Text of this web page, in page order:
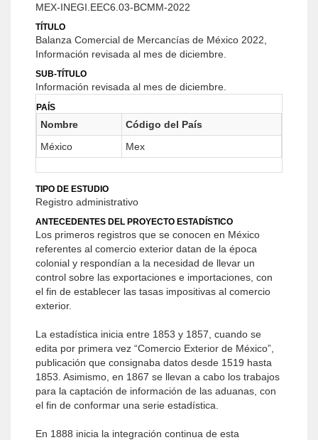
MEX-INEGI.EEC6.03-BCMM-2022
TÍTULO
Balanza Comercial de Mercancías de México 2022,
Información revisada al mes de diciembre.
SUB-TÍTULO
Información revisada al mes de diciembre.
PAÍS
Nombre
Código del País
México
Mex
TIPO DE ESTUDIO
Registro administrativo
ANTECEDENTES DEL PROYECTO ESTADÍSTICO
Los primeros registros que se conocen en México
referentes al comercio exterior datan de la época
colonial y respondían a la necesidad de llevar un
control sobre las exportaciones e importaciones, con
el fin de establecer las tasas impositivas al comercio
exterior.
La estadística inicia entre 1853 y 1857, cuando se
edita por primera vez “Comercio Exterior de México”,
publicación que consignaba datos desde 1519 hasta
1853. Asimismo, en 1867 se llevan a cabo los trabajos
para la captación de información de las aduanas, con
el fin de conformar una serie estadística.
En 1888 inicia la integración continua de esta